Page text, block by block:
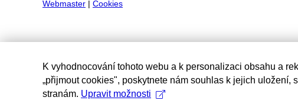
Webmaster
Cookies
K vyhodnocování tohoto webu a k personalizaci obsahu a
„přijmout cookies", poskytnete nám souhlas k jejich uložení,
stranám. Upravit možnosti